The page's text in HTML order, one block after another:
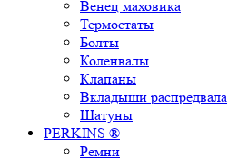
Венец маховика
Термостаты
Болты
Коленвалы
Клапаны
Вкладыши распредвала
Шатуны
PERKINS ®
Ремни